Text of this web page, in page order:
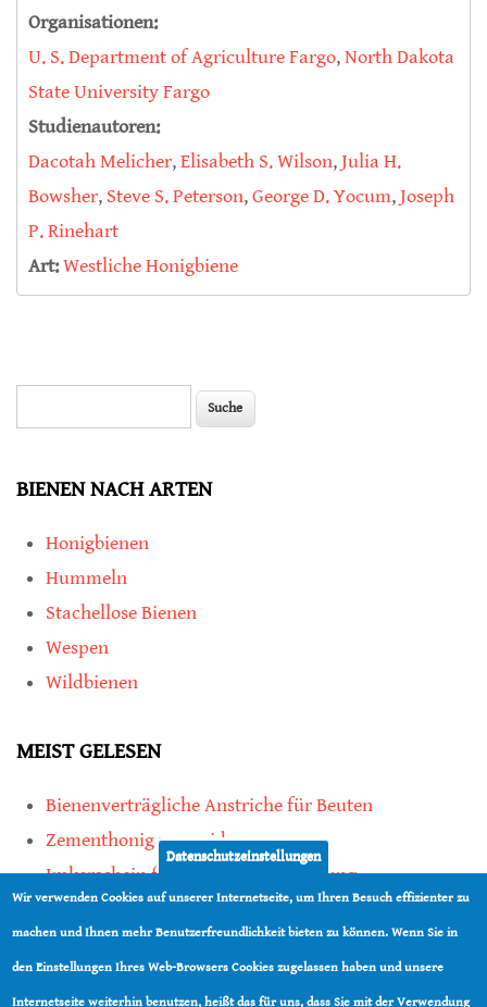
Organisationen:
U. S. Department of Agriculture Fargo,North Dakota
State University Fargo
Studienautoren:
Dacotah Melicher,Elisabeth S. Wilson,Julia H.
Bowsher, Steve S. Peterson,George D. Yocum,Joseph
P. Rinehart
Art:Westliche Honigbiene
BIENEN NACH ARTEN
Honigbienen
Hummeln
Stachellose Bienen
Wespen
Wildbienen
MEIST GELESEN
Bienenverträgliche Anstriche für Beuten
Zementhonig vermeiden
Imkerschein für Honigbienen-Haltung
Kauf von Mittelwänden ist Vertrauenssache
Datenschutzeinstellungen
Wir verwenden Cookies auf unserer Internetseite, um Ihren Besuch effizienter zu
machen und Ihnen mehr Benutzerfreundlichkeit bieten zu können. Wenn Sie in
den Einstellungen Ihres Web-Browsers Cookies zugelassen haben und unsere
Internetseite weiterhin benutzen, heißt das für uns, dass Sie mit der Verwendung